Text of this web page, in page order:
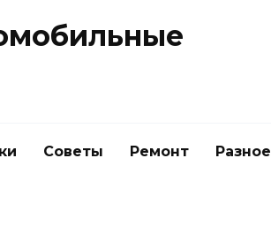
Советы Ремонт Разное